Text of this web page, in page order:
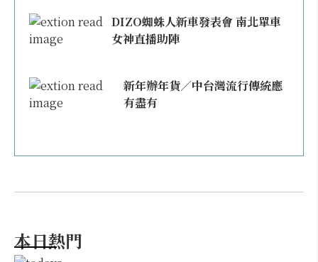
DIZO蜘蛛人新車發表會 南北單車
女神直播助陣
新年辦年貨／中台灣流行傳統應
有盡有
本日熱門